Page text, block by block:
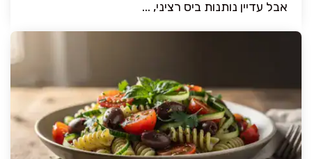
אבל עדיין נותנות ביס רציני, ...